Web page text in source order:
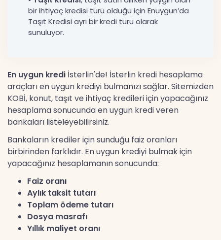
bir ihtiyaç kredisi türü olduğu için Enuygun’da
Taşıt Kredisi ayrı bir kredi türü olarak
sunuluyor.
En uygun kredi İsterlin'de! İsterlin kredi hesaplama
araçları en uygun krediyi bulmanızı sağlar. Sitemizden
KOBİ, konut, taşıt ve ihtiyaç kredileri için yapacağınız
hesaplama sonucunda en uygun kredi veren
bankaları listeleyebilirsiniz.
Bankaların krediler için sunduğu faiz oranları
birbirinden farklıdır. En uygun krediyi bulmak için
yapacağınız hesaplamanın sonucunda:
Faiz oranı
Aylık taksit tutarı
Toplam ödeme tutarı
Dosya masrafı
Yıllık maliyet oranı